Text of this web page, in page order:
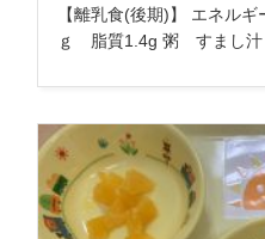
【離乳食(後期)】 エネル
ｇ 脂質1.4g 粥 すまし